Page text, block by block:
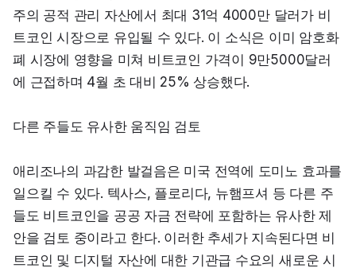
주의 공적 관리 자산에서 최대 31억 4000만 달러가 비
트코인 시장으로 유입될 수 있다. 이 소식은 이미 암호화
폐 시장에 영향을 미쳐 비트코인 가격이 9만5000달러
에 근접하며 4월 초 대비 25% 상승했다.
다른 주들도 유사한 움직임 검토
애리조나의 과감한 발걸음은 미국 전역에 도미노 효과를
일으킬 수 있다. 텍사스, 플로리다, 뉴햄프셔 등 다른 주
들도 비트코인을 공공 자금 전략에 포함하는 유사한 제
안을 검토 중이라고 한다. 이러한 추세가 지속된다면 비
트코인 및 디지털 자산에 대한 기관급 수요의 새로운 시